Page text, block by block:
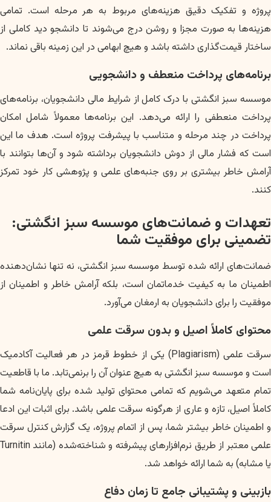
پروژه و تفکیک دقیق هزینه‌های مربوط به هر مرحله است. تمامی
هزینه‌ها به صورت مجزا و روشن درج می‌شوند تا دانشجو دید کاملی از
ساختار قیمت‌گذاری داشته باشد و هیچ ابهامی در این زمینه باقی نماند.
برنامه‌های پرداخت منعطف و دانشجویی
موسسه سبز انگشتی با درک کامل از شرایط مالی دانشجویان، برنامه‌های
پرداخت منعطفی را ارائه می‌دهد. این برنامه‌ها معمولاً شامل امکان
پرداخت در چند مرحله و متناسب با پیشرفت پروژه است. هدف ما این
است که فشار مالی از دوش دانشجویان برداشته شود و آن‌ها بتوانند با
آرامش خاطر بیشتری بر روی جنبه‌های علمی و پژوهشی کار خود تمرکز
کنند.
تعهدات و ضمانت‌های موسسه سبز انگشتی:
تضمینی برای موفقیت شما
ضمانت‌های ارائه شده توسط موسسه سبز انگشتی، نه تنها نشان‌دهنده
اطمینان ما به کیفیت خدماتمان است، بلکه آرامش خاطر و اطمینان از
موفقیت را برای دانشجویان به ارمغان می‌آورد.
محتوای کاملاً اصیل و بدون سرقت علمی
سرقت علمی (Plagiarism) یکی از خطوط قرمز در هر فعالیت آکادمیک
است و موسسه سبز انگشتی به هیچ عنوان آن را برنمی‌تابد. ما با قاطعیت
تمام متعهد می‌شویم که تمامی محتوای تولید شده برای پایان‌نامه شما
کاملاً اصیل، تازه و عاری از هرگونه سرقت علمی باشد. برای اثبات این ادعا
و اطمینان خاطر بیشتر شما، پس از اتمام پروژه، یک گزارش کنترل سرقت
علمی معتبر از طریق نرم‌افزارهای پیشرفته و شناخته‌شده (مانند Turnitin
یا مشابه) به شما ارائه خواهد شد.
بازبینی و پشتیبانی جامع تا زمان دفاع